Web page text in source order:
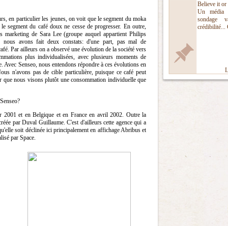
Believe it or
Un média
sondage
crédibilité...
en particulier les jeunes, on voit que le segment du moka
segment du café doux ne cesse de progresser. En outre,
marketing de Sara Lee (groupe auquel appartient Philips
nous avons fait deux constats: d'une part, pas mal de
Par ailleurs on a observé une évolution de la société vers
plus individualisées, avec plusieurs moments de
Senseo, nous entendons répondre à ces évolutions en
n'avons pas de cible particulière, puisque ce café peut
que nous visons plutôt une consommation individuelle que
2001 et en Belgique et en France en avril 2002. Outre la
par Duval Guillaume. C'est d'ailleurs cette agence qui a
soit déclinée ici principalement en affichage Abribus et
par Space.